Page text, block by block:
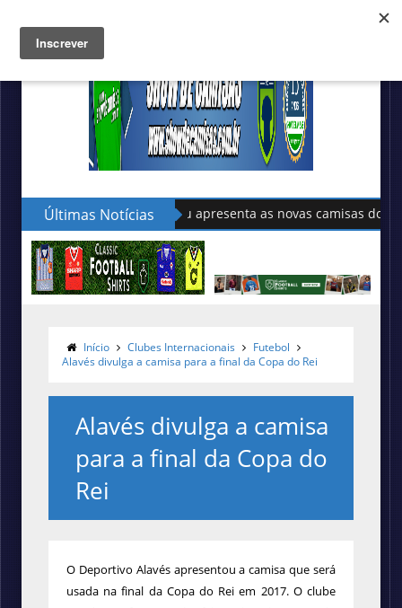
Últimas NotíciasSudu apresenta as novas camisas do País de
Início Clubes Internacionais
Futebol
Alavés divulga a camisa para a final da Copa do Rei
Alavés divulga a camisa
para a final da Copa do
Rei
O Deportivo Alavés apresentou a camisa que será
usada na final da Copa do Rei em 2017. O clube